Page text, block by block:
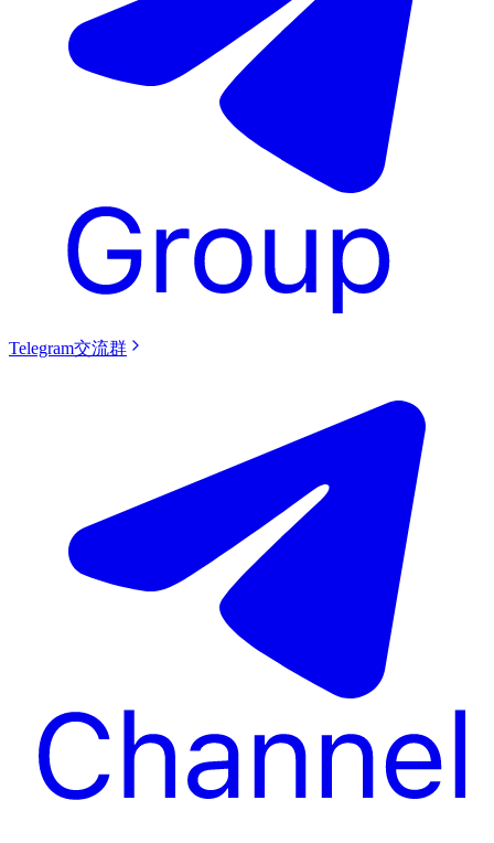
Telegram交流群